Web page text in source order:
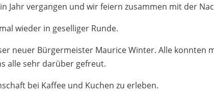
Jahr vergangen und wir feiern zusammen mit der
wieder in geselliger Runde.
neuer Bürgermeister Maurice Winter. Alle konnten
alle sehr darüber gefreut.
bei Kaffee und Kuchen zu erleben.